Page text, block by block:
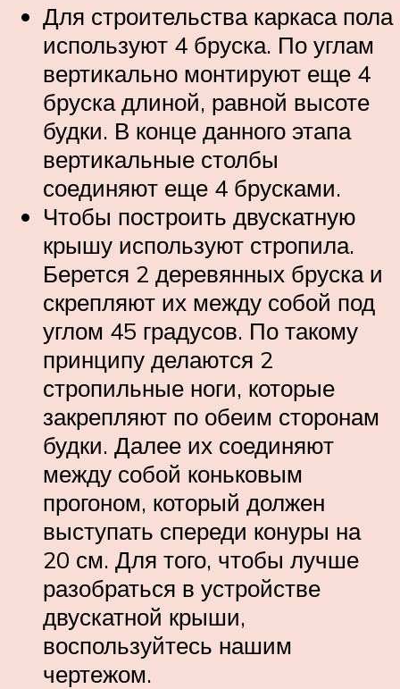
Для строительства каркаса пола
используют 4 бруска. По углам
вертикально монтируют еще 4
бруска длиной, равной высоте
будки. В конце данного этапа
вертикальные столбы
соединяют еще 4 брусками.
Чтобы построить двускатную
крышу используют стропила.
Берется 2 деревянных бруска и
скрепляют их между собой под
углом 45 градусов. По такому
принципу делаются 2
стропильные ноги, которые
закрепляют по обеим сторонам
будки. Далее их соединяют
между собой коньковым
прогоном, который должен
выступать спереди конуры на
20 см. Для того, чтобы лучше
разобраться в устройстве
двускатной крыши,
воспользуйтесь нашим
чертежом.